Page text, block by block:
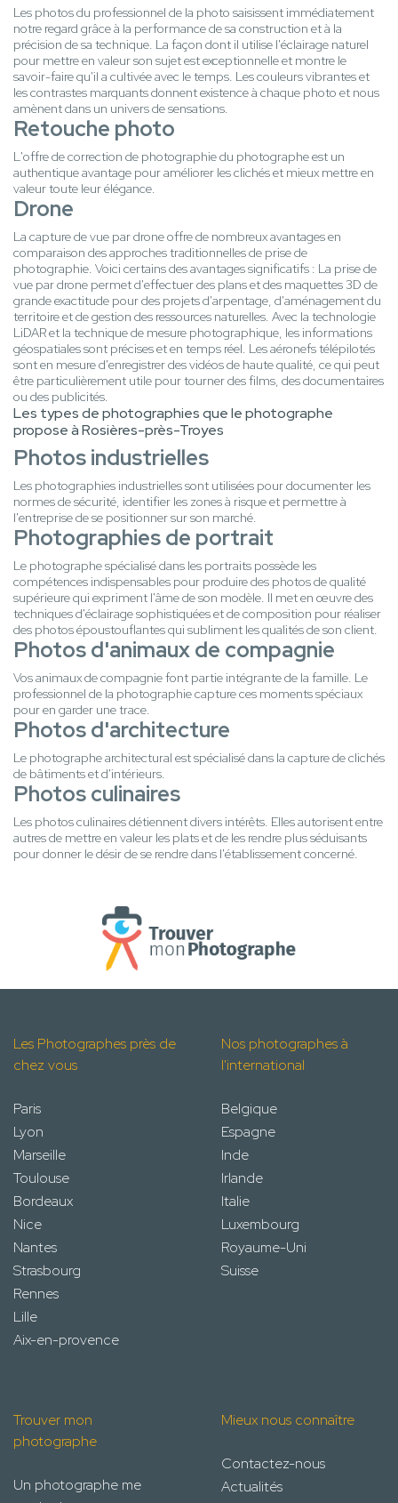
Les photos du professionnel de la photo saisissent immédiatement
notre regard grâce à la performance de sa construction et à la
précision de sa technique. La façon dont il utilise l'éclairage naturel
pour mettre en valeur son sujet est exceptionnelle et montre le
savoir-faire qu'il a cultivée avec le temps. Les couleurs vibrantes et
les contrastes marquants donnent existence à chaque photo et nous
amènent dans un univers de sensations.
Retouche photo
L'offre de correction de photographie du photographe est un
authentique avantage pour améliorer les clichés et mieux mettre en
valeur toute leur élégance.
Drone
La capture de vue par drone offre de nombreux avantages en
comparaison des approches traditionnelles de prise de
photographie. Voici certains des avantages significatifs : La prise de
vue par drone permet d'effectuer des plans et des maquettes 3D de
grande exactitude pour des projets d'arpentage, d'aménagement du
territoire et de gestion des ressources naturelles. Avec la technologie
LiDAR et la technique de mesure photographique, les informations
géospatiales sont précises et en temps réel. Les aéronefs télépilotés
sont en mesure d'enregistrer des vidéos de haute qualité, ce qui peut
être particulièrement utile pour tourner des films, des documentaires
ou des publicités.
Les types de photographies que le photographe
propose à Rosières-près-Troyes
Photos industrielles
Les photographies industrielles sont utilisées pour documenter les
normes de sécurité, identifier les zones à risque et permettre à
l'entreprise de se positionner sur son marché.
Photographies de portrait
Le photographe spécialisé dans les portraits possède les
compétences indispensables pour produire des photos de qualité
supérieure qui expriment l'âme de son modèle. Il met en œuvre des
techniques d'éclairage sophistiquées et de composition pour réaliser
des photos époustouflantes qui subliment les qualités de son client.
Photos d'animaux de compagnie
Vos animaux de compagnie font partie intégrante de la famille. Le
professionnel de la photographie capture ces moments spéciaux
pour en garder une trace.
Photos d'architecture
Le photographe architectural est spécialisé dans la capture de clichés
de bâtiments et d'intérieurs.
Photos culinaires
Les photos culinaires détiennent divers intérêts. Elles autorisent entre
autres de mettre en valeur les plats et de les rendre plus séduisants
pour donner le désir de se rendre dans l'établissement concerné.
Les Photographes près de
chez vous
Paris
Lyon
Marseille
Toulouse
Bordeaux
Nice
Nantes
Strasbourg
Rennes
Lille
Aix-en-provence
Nos photographes à
l'international
Belgique
Espagne
Inde
Irlande
Italie
Luxembourg
Royaume-Uni
Suisse
Trouver mon
photographe
Un photographe me
Mieux nous connaître
Contactez-nous
Actualités